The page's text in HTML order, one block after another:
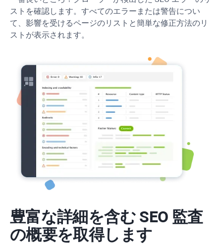
ストを確認します。すべてのエラーまたは警告につい
て、影響を受けるページのリストと簡単な修正方法のリ
ストが表示されます。
豊富な詳細を含む SEO 監査
の概要を取得します